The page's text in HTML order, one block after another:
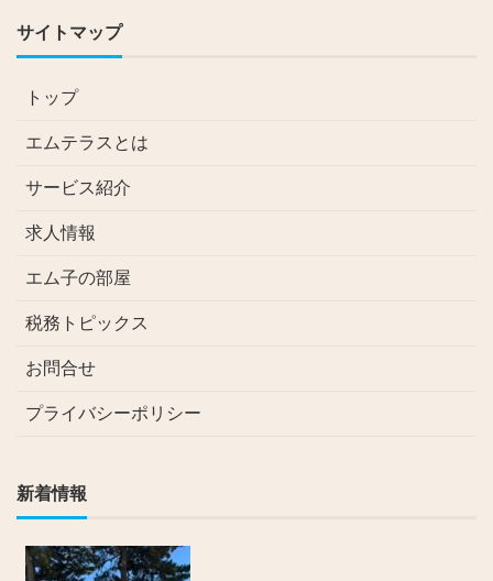
サイトマップ
トップ
エムテラスとは
サービス紹介
求人情報
エム子の部屋
税務トピックス
お問合せ
プライバシーポリシー
新着情報